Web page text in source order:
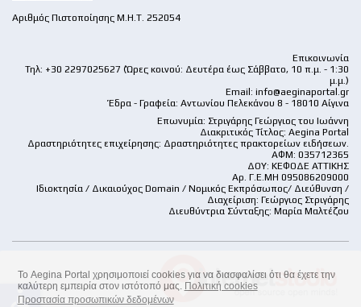
Το Aegina Portal χρησιμοποιεί cookies για να διασφαλίσει ότι θα έχετε την
καλύτερη εμπειρία στον ιστότοπό μας. Πολιτική cookies
Προστασία προσωπικών δεδομένων
Αριθμός Πιστοποίησης Μ.Η.Τ. 252054
Επικοινωνία
Τηλ: +30 2297025627 (Ώρες κοινού: Δευτέρα έως Σάββατο, 10 π.μ. - 1:30
μ.μ.)
Email: info@aeginaportal.gr
Έδρα - Γραφεία: Αντωνίου Πελεκάνου 8 - 18010 Αίγινα
Επωνυμία: Στριγάρης Γεώργιος του Ιωάννη
Διακριτικός Τίτλος: Aegina Portal
Δραστηριότητες επιχείρησης: Δραστηριότητες πρακτορείων ειδήσεων.
ΑΦΜ: 035712365
ΔΟΥ: ΚΕΦΟΔΕ ΑΤΤΙΚΗΣ
Αρ. Γ.Ε.ΜΗ 095086209000
Ιδιοκτησία / Δικαιούχος Domain / Νομικός Εκπρόσωπος/ Διεύθυνση /
Διαχείριση: Γεώργιος Στριγάρης
Διευθύντρια Σύνταξης: Μαρία Μαλτέζου